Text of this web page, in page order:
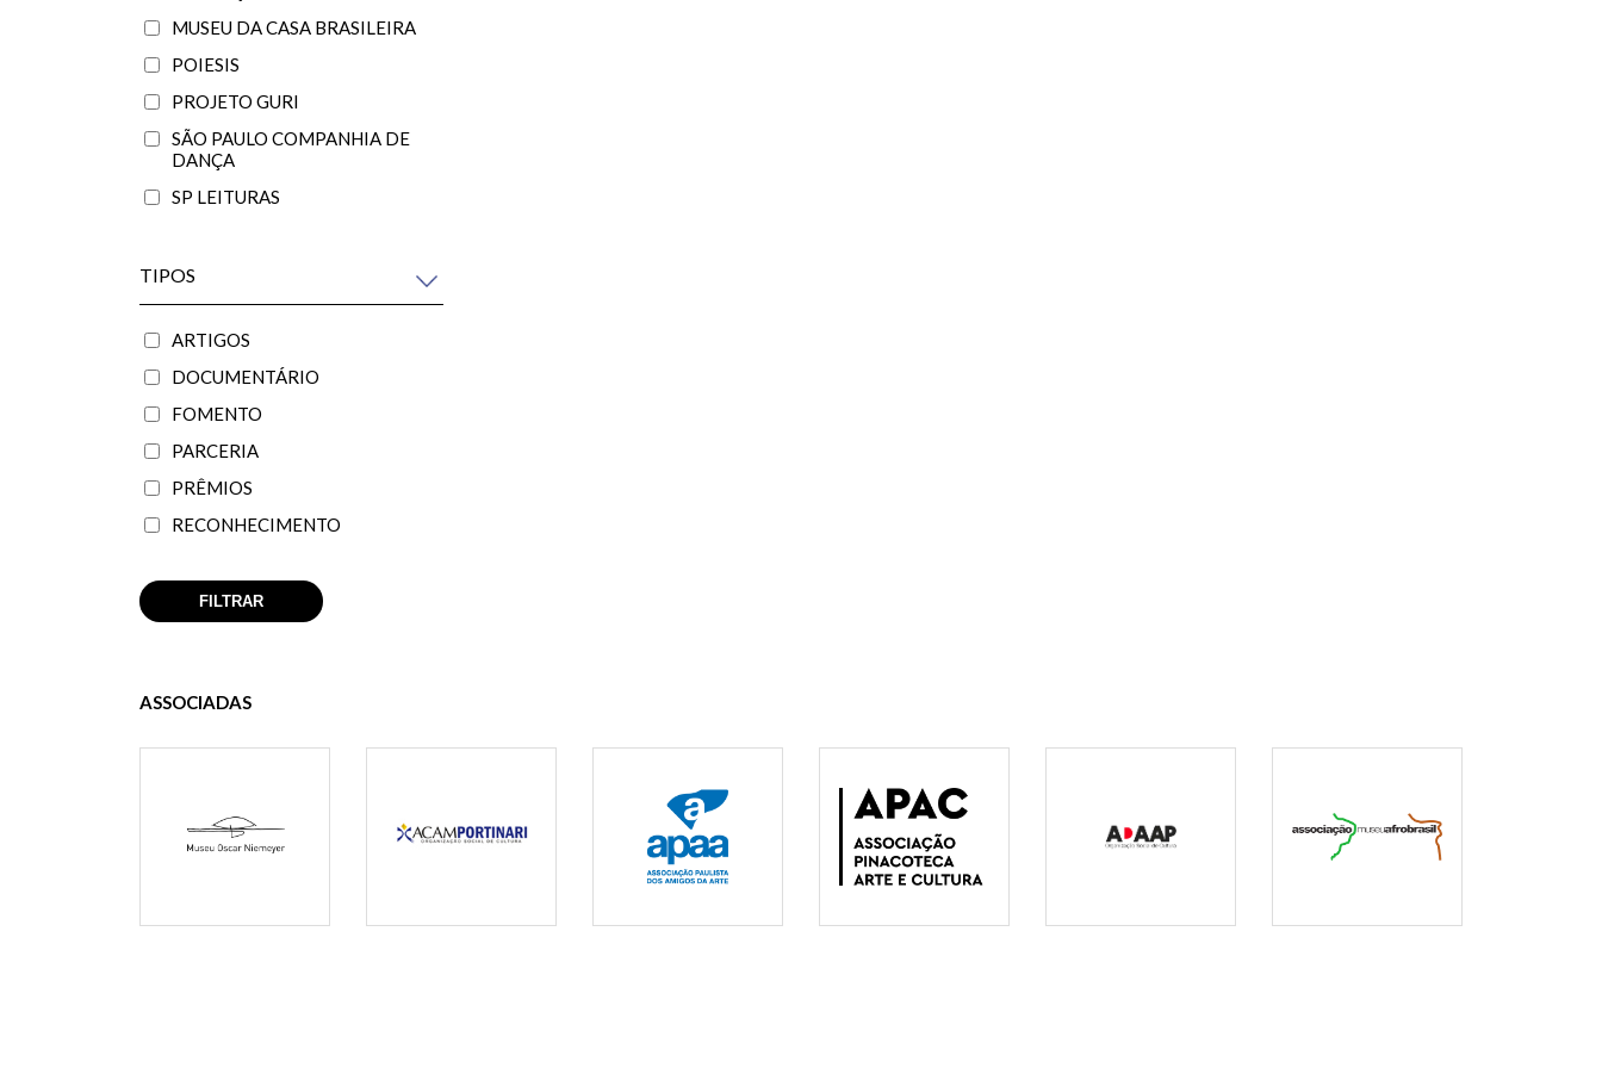
MUSEU DA CASA BRASILEIRA
POIESIS
PROJETO GURI
SÃO PAULO COMPANHIA DE
DANÇA
SP LEITURAS
TIPOS
ARTIGOS
DOCUMENTÁRIO
FOMENTO
PARCERIA
PRÊMIOS
RECONHECIMENTO
ASSOCIADAS